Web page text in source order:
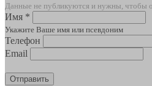
Данные не публикуются и нужны, чтобы
Имя *
Укажите Ваше имя или псевдоним
Телефон
Email
Отправить